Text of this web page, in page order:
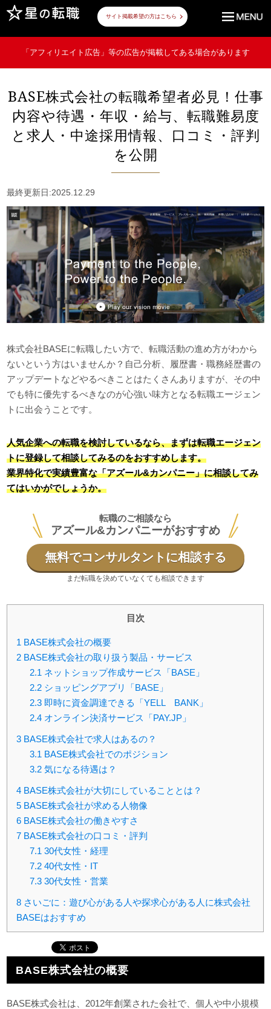
サイト掲載希望の方はこちら
「アフィリエイト広告」等の広告が掲載してある場合があります
BASE株式会社の転職希望者必見！仕事
内容や待遇・年収・給与、転職難易度
と求人・中途採用情報、口コミ・評判
を公開
最終更新日:2025.12.29
株式会社BASEに転職したい方で、転職活動の進め方がわから
ないという方はいませんか？自己分析、履歴書・職務経歴書の
アップデートなどやるべきことはたくさんありますが、その中
でも特に優先するべきなのが心強い味方となる転職エージェン
トに出会うことです。
人気企業への転職を検討しているなら、まずは転職エージェン
トに登録して相談してみるのをおすすめします。
業界特化で実績豊富な「アズール&カンパニー」に相談してみ
てはいかがでしょうか。
転職のご相談なら
アズール&カンパニーがおすすめ
無料でコンサルタントに相談する
まだ転職を決めていなくても相談できます
目次
1 BASE株式会社の概要
2 BASE株式会社の取り扱う製品・サービス
2.1 ネットショップ作成サービス「BASE」
2.2 ショッピングアプリ「BASE」
2.3 即時に資金調達できる「YELL BANK」
2.4 オンライン決済サービス「PAY.JP」
3 BASE株式会社で求人はあるの？
3.1 BASE株式会社でのポジション
3.2 気になる待遇は？
4 BASE株式会社が大切にしていることとは？
5 BASE株式会社が求める人物像
6 BASE株式会社の働きやすさ
7 BASE株式会社の口コミ・評判
7.1 30代女性・経理
7.2 40代女性・IT
7.3 30代女性・営業
8 さいごに：遊び心がある人や探求心がある人に株式会社
BASEはおすすめ
BASE株式会社の概要
BASE株式会社は、2012年創業された会社で、個人や中小規模